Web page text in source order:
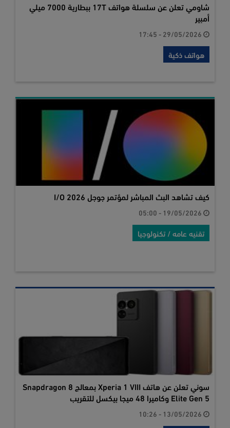
شاومي تعلن عن سلسلة هواتف 17T ببطارية 7000 ميلي
أمبير
هواتف ذكية
كيف تشاهد البث المباشر لمؤتمر جوجل I/O 2026
تقنيه عامه / تكنولوجيا
سوني تعلن عن هاتف Xperia 1 VIII بمعالج Snapdragon 8
Elite Gen 5 وكاميرا 48 ميجا بيكسل للتقريب